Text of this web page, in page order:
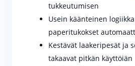
tukkeutumisen
Usein käänteinen
paperitukokset
Kestävät laakeripesät ja
takaavat pitkän käyttöiän